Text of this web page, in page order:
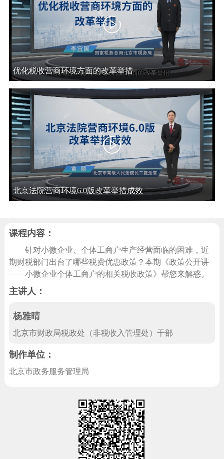
走进北京
北京概况 十六区概览 人文北京
绿色北京 图说北京 视频北京
多语种
ENGLISH 한국어 日本語
DEUTSCH FRANÇAIS РУССКИЙ ЯЗЫК
ESPAÑOL PORTUGUÊS
回到顶部
优化税收营商环境方面的改革举措
北京法院营商环境6.0版改革举措成效
课程内容：
针对小微企业、个体工商户生产经营面临的困难，近
期财税部门出台了哪些税费优惠政策？本期《政策公开讲
——小微企业个体工商户的相关税收政策》帮您来解惑。
主讲人：
杨雅晴
北京市财政局税政处（非税收入管理处）干部
制作单位：
北京市政务服务管理局